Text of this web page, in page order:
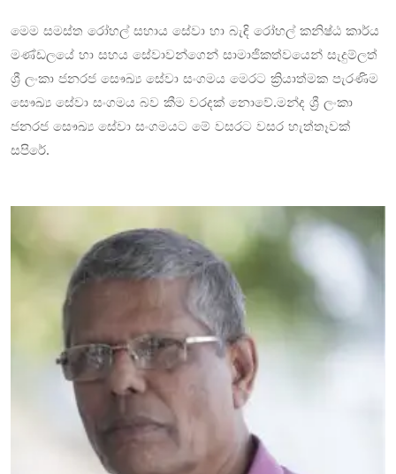
මෙම සමස්ත රෝහල් සහාය සේවා හා බැඳි රෝහල් කනිෂ්ඨ කාර්ය
මණ්ඩලයේ හා සහය සේවාවන්ගෙන් සාමාජිකත්වයෙන් සැදුම්ලත්
ශ්‍රී ලංකා ජනරජ සෞඛ්‍ය සේවා සංගමය මෙරට ක්‍රියාත්මක පැරණිම
සෞඛ්‍ය සේවා සංගමය බව කීම වරදක් නොවේ.මන්ද ශ්‍රී ලංකා
ජනරජ සෞඛ්‍ය සේවා සංගමයට මේ වසරට වසර හැත්තෑවක්
සපිරේ.